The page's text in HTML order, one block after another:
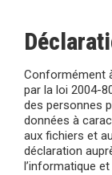
Conformément
par la loi 2004-
des personnes
données à
aux fichiers et
déclaration
l’informatique